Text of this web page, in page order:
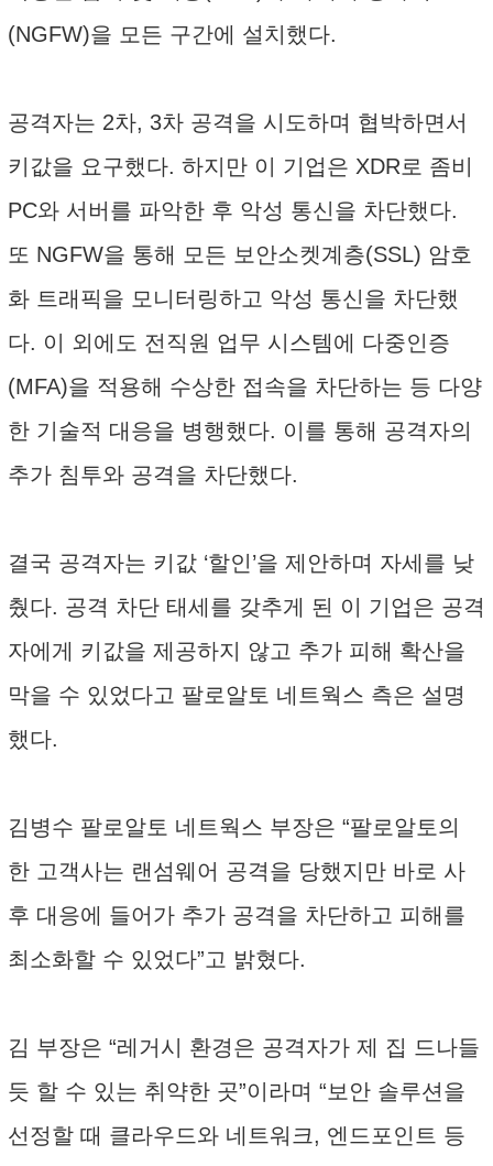
(NGFW)을 모든 구간에 설치했다.
공격자는 2차, 3차 공격을 시도하며 협박하면서
키값을 요구했다. 하지만 이 기업은 XDR로 좀비
PC와 서버를 파악한 후 악성 통신을 차단했다.
또 NGFW을 통해 모든 보안소켓계층(SSL) 암호
화 트래픽을 모니터링하고 악성 통신을 차단했
다. 이 외에도 전직원 업무 시스템에 다중인증
(MFA)을 적용해 수상한 접속을 차단하는 등 다양
한 기술적 대응을 병행했다. 이를 통해 공격자의
추가 침투와 공격을 차단했다.
결국 공격자는 키값 ‘할인’을 제안하며 자세를 낮
췄다. 공격 차단 태세를 갖추게 된 이 기업은 공격
자에게 키값을 제공하지 않고 추가 피해 확산을
막을 수 있었다고 팔로알토 네트웍스 측은 설명
했다.
김병수 팔로알토 네트웍스 부장은 “팔로알토의
한 고객사는 랜섬웨어 공격을 당했지만 바로 사
후 대응에 들어가 추가 공격을 차단하고 피해를
최소화할 수 있었다”고 밝혔다.
김 부장은 “레거시 환경은 공격자가 제 집 드나들
듯 할 수 있는 취약한 곳”이라며 “보안 솔루션을
선정할 때 클라우드와 네트워크, 엔드포인트 등